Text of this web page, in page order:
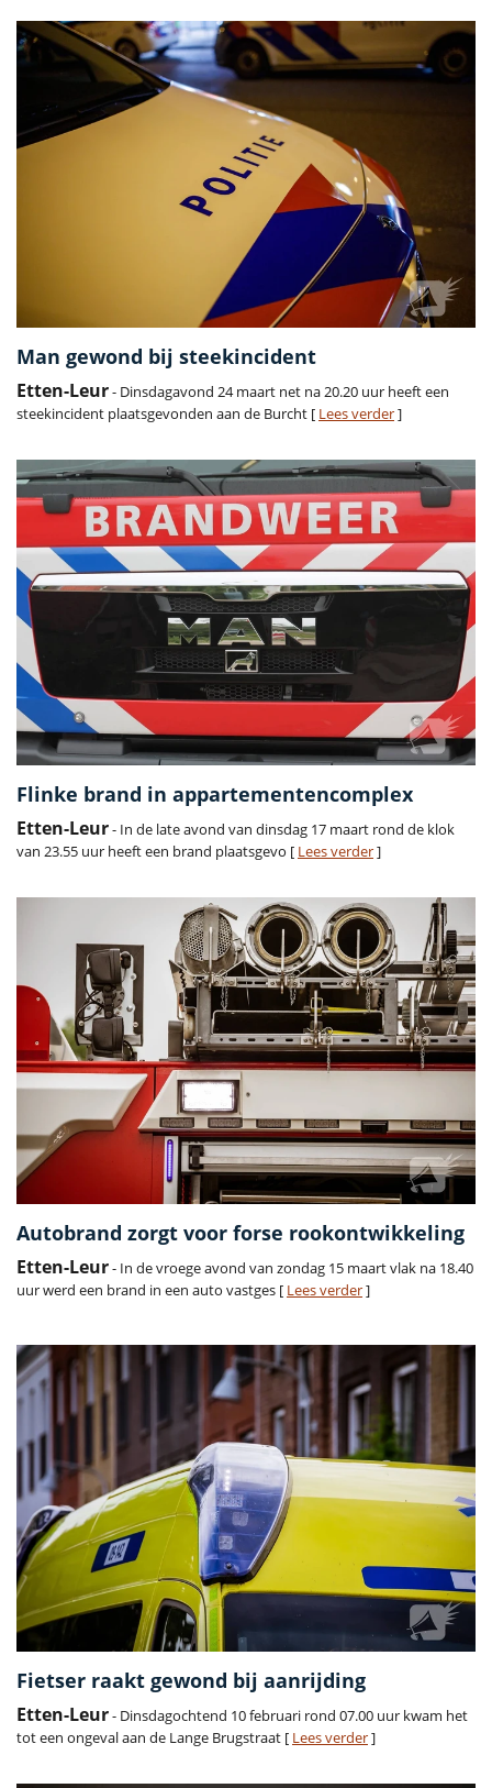
Man gewond bij steekincident
Etten-Leur- Dinsdagavond 24 maart net na 20.20 uur heeft een
steekincident plaatsgevonden aan de Burcht [ Lees verder]
Flinke brand in appartementencomplex
Etten-Leur- In de late avond van dinsdag 17 maart rond de klok
van 23.55 uur heeft een brand plaatsgevo [ Lees verder]
Autobrand zorgt voor forse rookontwikkeling
Etten-Leur- In de vroege avond van zondag 15 maart vlak na 18.40
uur werd een brand in een auto vastges [ Lees verder]
Fietser raakt gewond bij aanrijding
Etten-Leur- Dinsdagochtend 10 februari rond 07.00 uur kwam het
tot een ongeval aan de Lange Brugstraat [ Lees verder]